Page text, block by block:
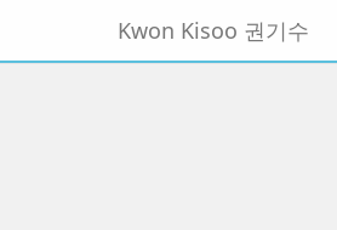
뉴
토
Kwon Kisoo 권기수